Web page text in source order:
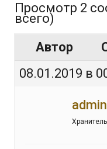
Просмотр 2
всего)
Автор
08.01.2019 в
admin
Хранитель